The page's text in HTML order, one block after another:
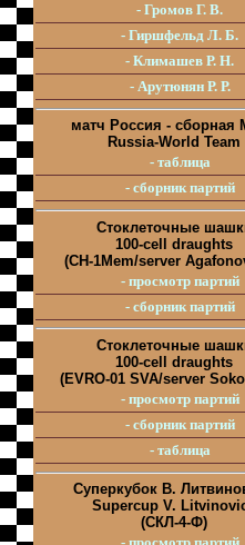
- Громов Г. В.
- Гиршфельд Л. Б.
- Климашев Р. Н.
- Арутюнян Р. Р.
матч Россия - сборная
Russia-World Team
- таблица
- сборник партий
Стоклеточные
100-cell draughts
(CH-1Mem/server
- просмотр партий
- сборник партий
Стоклеточные
100-cell draughts
(EVRO-01 SVA/server
- просмотр партий
- сборник партий
- таблица
Суперкубок В.
Supercup V.
(СКЛ-4-Ф)